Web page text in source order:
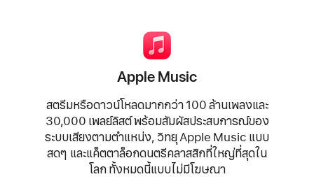
Apple Music
สตรีมหรือดาวน์โหลดมากกว่า100 ล้านเพลงและ
30,000 เพลย์ลิสต์พร้อมสัมผัสประสบการณ์ของ
ระบบเสียงตามตำแหน่ง, วิทยุ Apple Music แบบ
สดๆ และแค็ตตาล็อกดนตรีคลาสสิกที่ใหญ่ที่สุดใน
โลกทั้งหมดนี้แบบไม่มีโฆษณา